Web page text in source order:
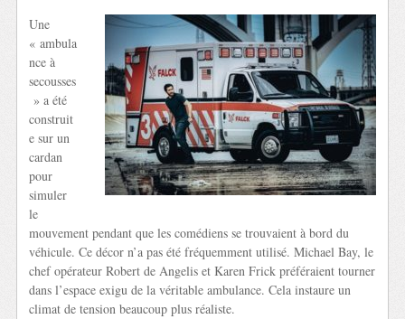
Une
« ambula
nce à
secousses
» a été
construit
e sur un
cardan
pour
simuler
le
mouvement pendant que les comédiens se trouvaient à bord du
véhicule. Ce décor n’a pas été fréquemment utilisé. Michael Bay, le
chef opérateur Robert de Angelis et Karen Frick préféraient tourner
dans l’espace exigu de la véritable ambulance. Cela instaure un
climat de tension beaucoup plus réaliste.